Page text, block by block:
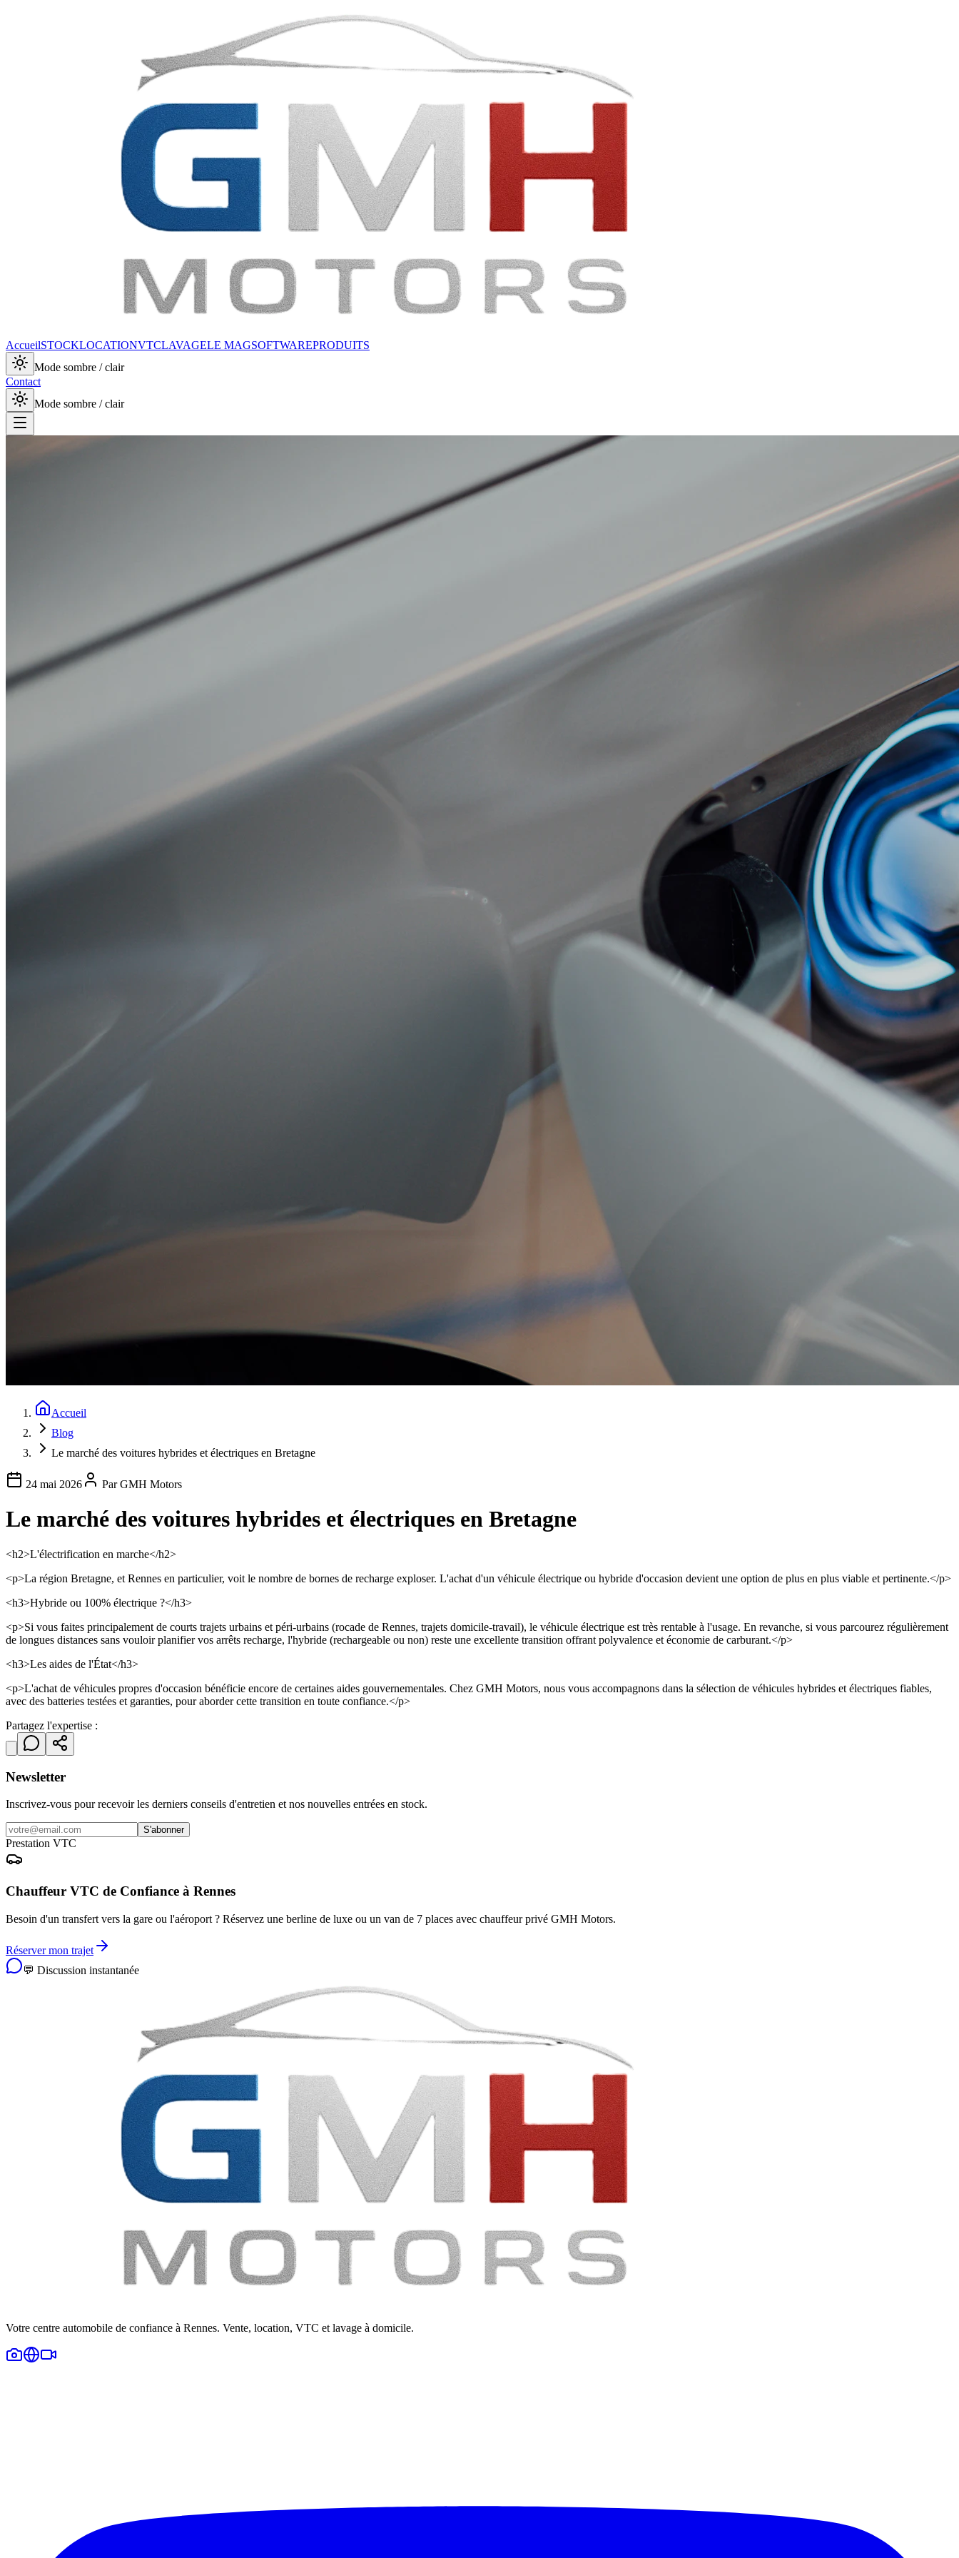
AccueilSTOCKLOCATIONVTCLAVAGELE MAGSOFTWAREPRODUITS
Mode sombre / clair
Contact
Mode sombre / clair
Accueil
Blog
Le marché des voitures hybrides et électriques en Bretagne
24 mai 2026 ParGMH Motors
Le marché des voitures hybrides et électriques en Bretagne
<h2>L'électrification en marche</h2>
<p>La région Bretagne, et Rennes en particulier, voit le nombre de bornes de recharge exploser. L'achat d'un véhicule électrique ou hybride d'occasion devient une option de plus en plus viable et pertinente.</p>
<h3>Hybride ou 100% électrique ?</h3>
<p>Si vous faites principalement de courts trajets urbains et péri-urbains (rocade de Rennes, trajets domicile-travail), le véhicule électrique est très rentable à l'usage. En revanche, si vous parcourez régulièrement
de longues distances sans vouloir planifier vos arrêts recharge, l'hybride (rechargeable ou non) reste une excellente transition offrant polyvalence et économie de carburant.</p>
<h3>Les aides de l'État</h3>
<p>L'achat de véhicules propres d'occasion bénéficie encore de certaines aides gouvernementales. Chez GMH Motors, nous vous accompagnons dans la sélection de véhicules hybrides et électriques fiables,
avec des batteries testées et garanties, pour aborder cette transition en toute confiance.</p>
Partagez l'expertise :
Newsletter
Inscrivez-vous pour recevoir les derniers conseils d'entretien et nos nouvelles entrées en stock.
S'abonner
Prestation VTC
Chauffeur VTC de Confiance à Rennes
Besoin d'un transfert vers la gare ou l'aéroport ? Réservez une berline de luxe ou un van de 7 places avec chauffeur privé GMH Motors.
Réserver mon trajet
💬 Discussion instantanée
Votre centre automobile de confiance à Rennes. Vente, location, VTC et lavage à domicile.